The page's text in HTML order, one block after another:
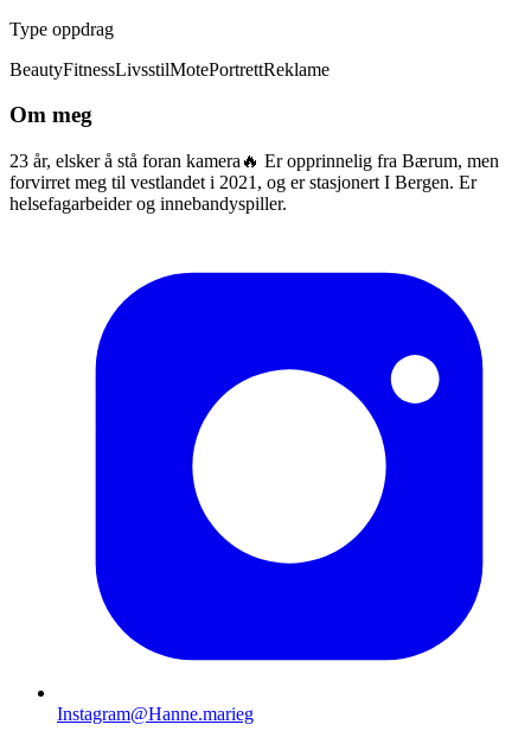
Type oppdrag
BeautyFitnessLivsstilMotePortrettReklame
Om meg
23 år, elsker å stå foran kamera🔥 Er opprinnelig fra Bærum, men
forvirret meg til vestlandet i 2021, og er stasjonert I Bergen. Er
helsefagarbeider og innebandyspiller.
Instagram@Hanne.marieg